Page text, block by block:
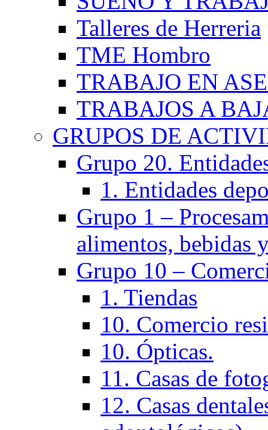
Talleres de Herreria
TME Hombro
TRABAJO EN
TRABAJOS A
GRUPOS DE
Grupo 20.
1. Entidades
Grupo 1 –
alimentos, bebidas
Grupo 10 –
1. Tiendas
10. Comercio
10. Ópticas.
11. Casas de
12. Casas